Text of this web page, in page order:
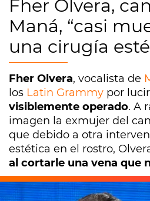
Fher Olvera,
Maná, “casi
una cirugía
Fher Olvera, vocalista de
los Latin Grammy por lucir
visiblemente operado. A
imagen la exmujer del
que debido a otra
estética en el rostro,
al cortarle una vena que